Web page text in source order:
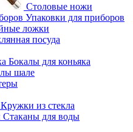
Столовые ножи
Упаковки для приборов
ложки
посуда
Бокалы для коньяка
шале
Кружки из стекла
Стаканы для воды